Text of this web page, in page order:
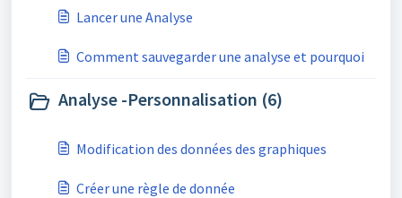
Lancer une Analyse
Comment sauvegarder une analyse et pourquoi
Analyse -Personnalisation (6)
Modification des données des graphiques
Créer une règle de donnée